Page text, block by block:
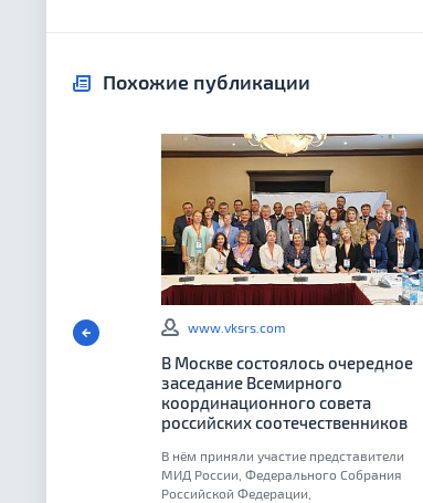
Похожие публикации
www.vksrs.com
В Москве состоялось очередное
заседание Всемирного
координационного совета
российских соотечественников
В нём приняли участие представители
МИД России, Федерального Собрания
Российской Федерации,